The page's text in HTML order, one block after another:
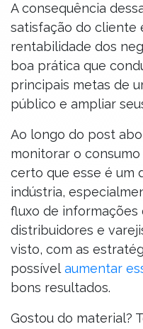
A consequência
satisfação do cliente
rentabilidade dos
boa prática que
principais metas de
público e ampliar
Ao longo do post
monitorar o
certo que esse é um
indústria,
fluxo de informações
distribuidores e
visto, com as
possívelaumentar
bons resultados.
Gostou do material?